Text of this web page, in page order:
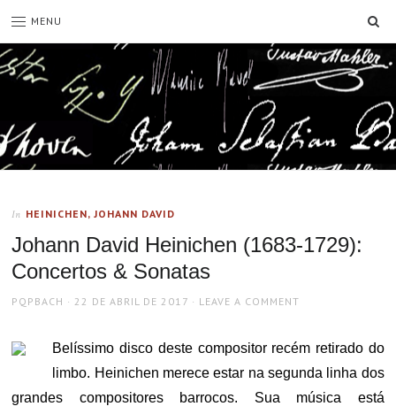
MENU
In HEINICHEN, JOHANN DAVID
Johann David Heinichen (1683-1729):
Concertos & Sonatas
AUTHOR
PQPBACH
POSTED
22 DE ABRIL DE 2017 LEAVE A COMMENT
Belíssimo disco deste compositor recém retirado do
limbo. Heinichen merece estar na segunda linha dos
grandes compositores barrocos. Sua música está